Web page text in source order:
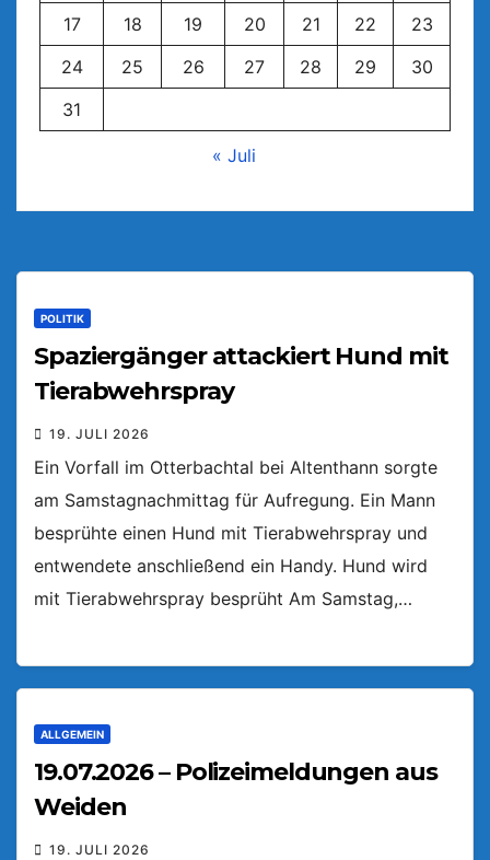
17
18 19 20 21 22
23
24
25 26 27 28 29
30
31
« Juli
POLITIK
Spaziergänger attackiert Hund mit
Tierabwehrspray
19. JULI 2026
Ein Vorfall im Otterbachtal bei Altenthann sorgte
am Samstagnachmittag für Aufregung. Ein Mann
besprühte einen Hund mit Tierabwehrspray und
entwendete anschließend ein Handy. Hund wird
mit Tierabwehrspray besprüht Am Samstag,…
ALLGEMEIN
19.07.2026 – Polizeimeldungen aus
Weiden
19. JULI 2026